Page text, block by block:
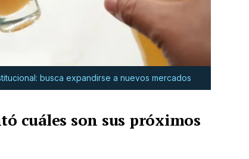
busca expandirse a nuevos mercados
cuáles son sus próximos